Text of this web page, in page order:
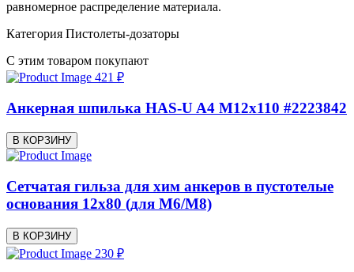
равномерное распределение материала.
Категория Пистолеты-дозаторы
С этим товаром покупают
421 ₽
Анкерная шпилька HAS-U A4 M12x110 #2223842
В КОРЗИНУ
Сетчатая гильза для хим анкеров в пустотелые
основания 12x80 (для М6/М8)
В КОРЗИНУ
230 ₽